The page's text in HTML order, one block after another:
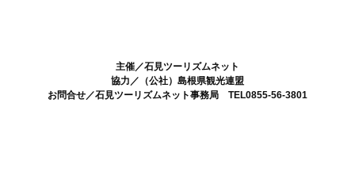
主催／石見ツーリズムネット
協力／（公社）島根県観光連盟
お問合せ／石見ツーリズムネット事務局 TEL0855-56-3801